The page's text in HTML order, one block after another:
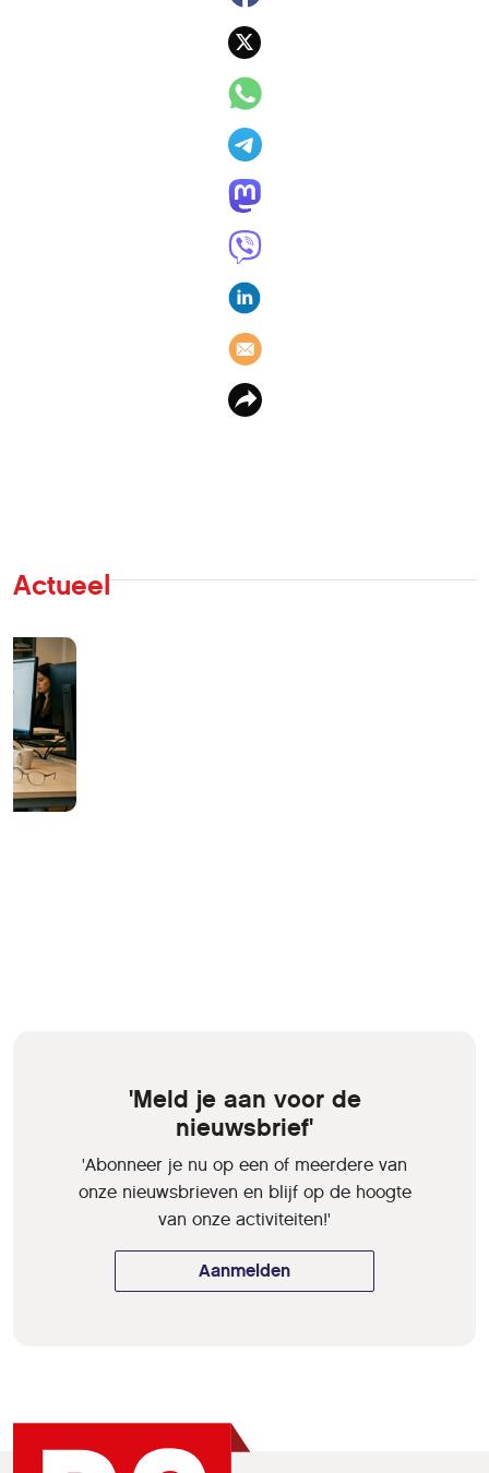
Actueel
'Meld je aan voor de
nieuwsbrief'
'Abonneer je nu op een of meerdere van
onze nieuwsbrieven en blijf op de hoogte
van onze activiteiten!'
Aanmelden